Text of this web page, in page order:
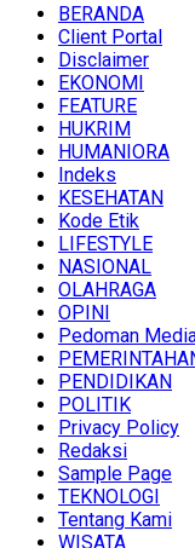
BERANDA
Client Portal
Disclaimer
EKONOMI
FEATURE
HUKRIM
HUMANIORA
Indeks
KESEHATAN
Kode Etik
LIFESTYLE
NASIONAL
OLAHRAGA
OPINI
Pedoman
PENDIDIKAN
POLITIK
Privacy Policy
Redaksi
Sample Page
TEKNOLOGI
Tentang Kami
WISATA